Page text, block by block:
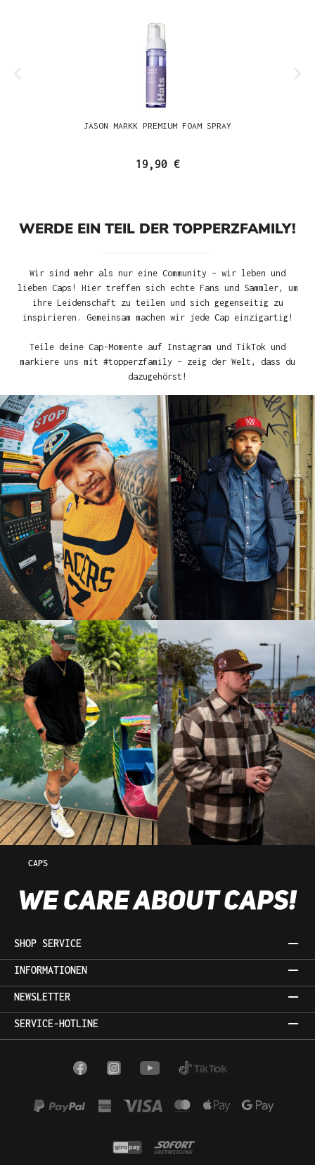
JASON MARKK PREMIUM FOAM SPRAY
19,90 €
WERDE EIN TEIL DER TOPPERZFAMILY!
Wir sind mehr als nur eine Community – wir leben und
lieben Caps! Hier treffen sich echte Fans und Sammler, um
ihre Leidenschaft zu teilen und sich gegenseitig zu
inspirieren. Gemeinsam machen wir jede Cap einzigartig!
Teile deine Cap-Momente auf Instagram und TikTok und
markiere uns mit #topperzfamily – zeig der Welt, dass du
dazugehörst!
CAPS
SHOP SERVICE
INFORMATIONEN
NEWSLETTER
SERVICE-HOTLINE